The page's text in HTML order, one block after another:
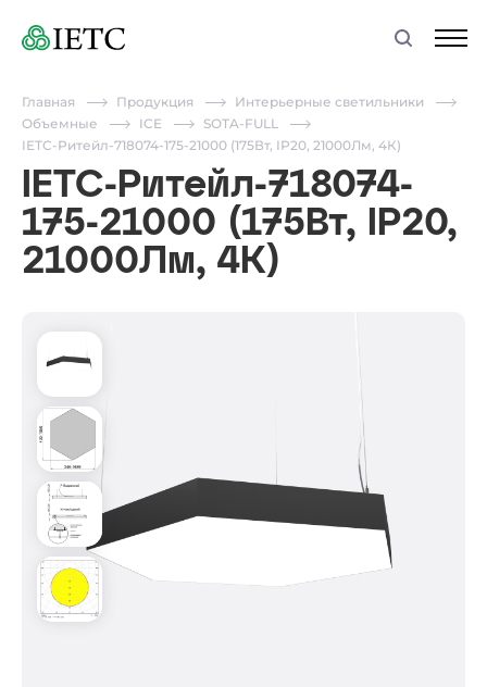
Главная Продукция
Интерьерные светильники
Объемные
ICE
SOTA-FULL
IETC-Ритейл-718074-175-21000 (175Вт, IP20, 21000Лм, 4К)
IETC-Ритейл-718074-
175-21000 (175Вт, IP20,
21000Лм, 4К)